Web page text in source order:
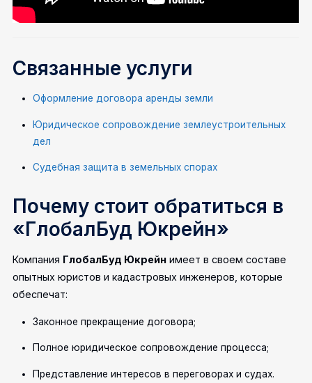
Связанные услуги
Оформление договора аренды земли
Юридическое сопровождение землеустроительных
дел
Судебная защита в земельных спорах
Почему стоит обратиться в
«ГлобалБуд Юкрейн»
Компания ГлобалБуд Юкрейн имеет в своем составе
опытных юристов и кадастровых инженеров, которые
обеспечат:
Законное прекращение договора;
Полное юридическое сопровождение процесса;
Представление интересов в переговорах и судах.